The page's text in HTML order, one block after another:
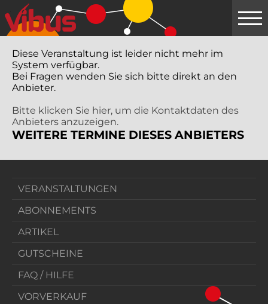
Springe
zum
Hauptinhalt
Diese Veranstaltung ist leider nicht mehr im
System verfügbar.
Bei Fragen wenden Sie sich bitte direkt an den
Anbieter.
Bitte klicken Sie hier, um die Kontaktdaten des
Anbieters anzuzeigen.
WEITERE TERMINE DIESES ANBIETERS
VERANSTALTUNGEN
ABONNEMENTS
ARTIKEL
GUTSCHEINE
FAQ / HILFE
VORVERKAUF